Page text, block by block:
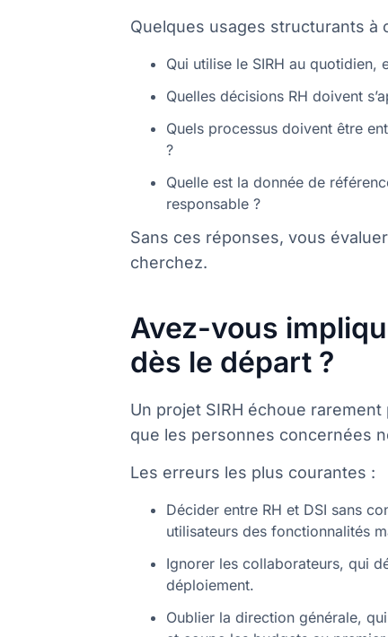
Quelques usages structurants à
Qui utilise le SIRH au
Quelles décisions RH doivent
Quels processus doivent être
?
Quelle est la donnée de
responsable ?
Sans ces réponses, vous
cherchez.
Avez-vous
dès le départ ?
Un projet SIRH échoue
que les personnes concernées
Les erreurs les plus courantes :
Décider entre RH et DSI sans
utilisateurs des fonctionnalités
Ignorer les collaborateurs, qui
déploiement.
Oublier la direction générale,